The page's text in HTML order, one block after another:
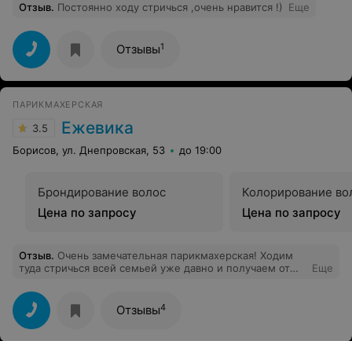
Отзыв. Постоянно ходу стричься ,очень нравится !) Еще
Отзывы1
ПАРИКМАХЕРСКАЯ
3.5 Ежевика
Борисов, ул. Днепровская, 53 до 19:00
Брондирование волос
Цена по запросу
Колорирование
Цена по запросу
Отзыв. Очень замечательная парикмахерская! Ходим
туда стричься всей семьей уже давно и получаем от
Еще
Отзывы4